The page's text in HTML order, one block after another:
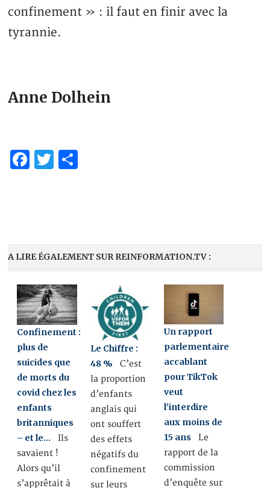
confinement » : il faut en finir avec la
tyrannie.
Anne Dolhein
Facebook
Twitter
A LIRE ÉGALEMENT SUR REINFORMATION.TV :
Confinement :
plus de
suicides que
de morts du
covid chez les
enfants
britanniques
– et le… Ils
savaient !
Alors qu’il
s’apprêtait à
Le Chiffre :
48 % C’est
la proportion
d’enfants
anglais qui
ont souffert
des effets
négatifs du
confinement
sur leurs
Un rapport
parlementaire
accablant
pour TikTok
veut
l’interdire
aux moins de
15 ans Le
rapport de la
commission
d’enquête sur